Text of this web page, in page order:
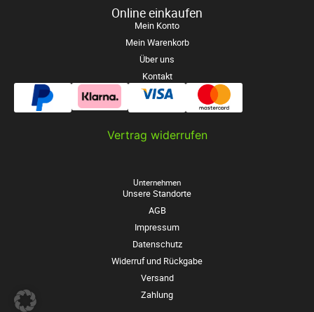
Online einkaufen
Mein Konto
Mein Warenkorb
Über uns
Kontakt
Vertrag widerrufen
Unternehmen
Unsere Standorte
AGB
Impressum
Datenschutz
Widerruf und Rückgabe
Versand
Zahlung